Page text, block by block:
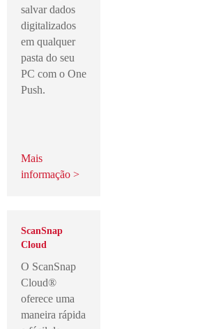
salvar dados
digitalizados
em qualquer
pasta do seu
PC com o One
Push.
Mais
informação >
ScanSnap
Cloud
O ScanSnap
Cloud®
oferece uma
maneira rápida